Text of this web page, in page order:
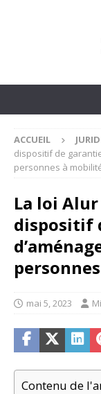
ACCUEIL
dispositif de
personnes à
La loi Alur
dispositif
mai 5, 2023
Contenu de